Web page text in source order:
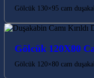
Gölcük 130×95 cam
Gölcük 120X80
Gölcük 120×80 cam